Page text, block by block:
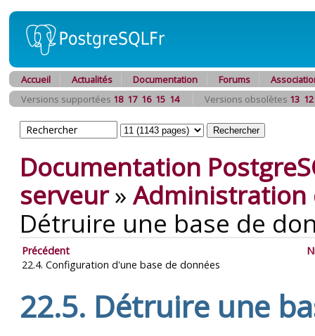
Accueil Actualités Documentation Forums
Versions supportées 18 17 16 15 14 Versions obsolètes 13 12
Documentation
serveur»Administration
Détruire une base de
Précédent
22.4. Configuration d'une base de données
22.5. Détruire une